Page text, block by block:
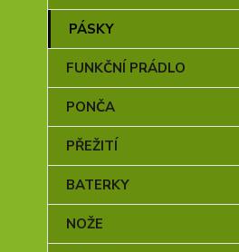
PÁSKY
FUNKČNÍ PRÁDLO
PONČA
PŘEŽITÍ
BATERKY
NOŽE